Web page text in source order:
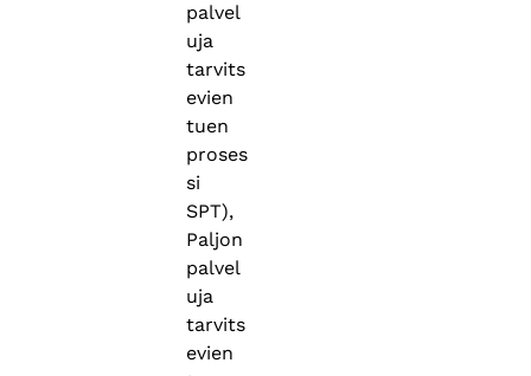
palvel
uja
tarvits
evien
tuen
proses
si
SPT),
Paljon
palvel
uja
tarvits
evien